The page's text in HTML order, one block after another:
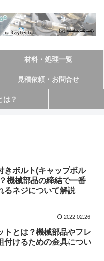
材料・処理一覧
見積依頼・お問合せ
は？
きボルト(キャップボル
機械部品の締結で一番
るネジについて解説
2022.02.26
トとは？機械部品やフレ
付けるための金具につい